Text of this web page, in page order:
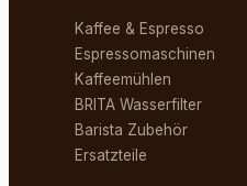
Kaffee & Espresso
Espressomaschinen
Kaffeemühlen
BRITA Wasserfilter
Barista Zubehör
Ersatzteile